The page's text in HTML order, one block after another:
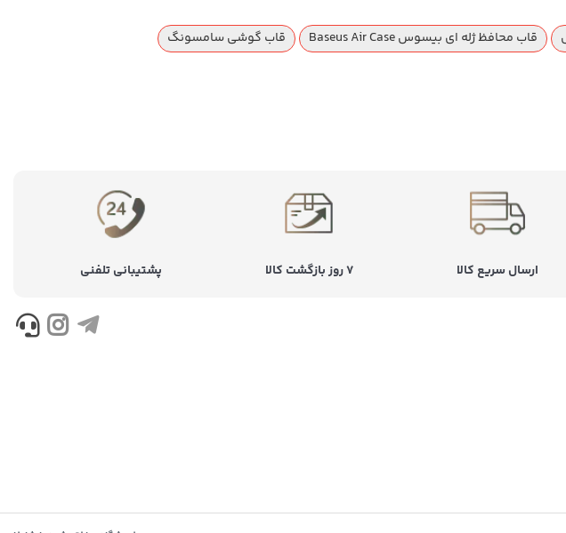
قاب محافظ ژله ای بیسوس Baseus Air Case
قاب گوشی سامسونگ
ارسال سریع کالا ۷ روز بازگشت کالا پشتیبانی تلفنی